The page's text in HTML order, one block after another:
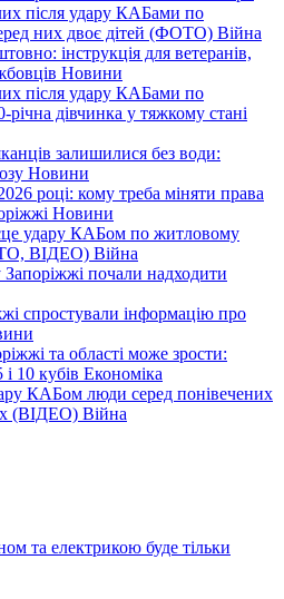
після удару КАБами по
них двоє дітей (ФОТО) Війна
інструкція для ветеранів,
Новини
після удару КАБами по
дівчинка у тяжкому стані
залишилися без води:
Новини
році: кому треба міняти права
Новини
удару КАБом по житловому
ВІДЕО) Війна
почали надходити
спростували інформацію про
та області може зрости:
10 кубів Економіка
КАБом люди серед понівечених
(ВІДЕО) Війна
та електрикою буде тільки